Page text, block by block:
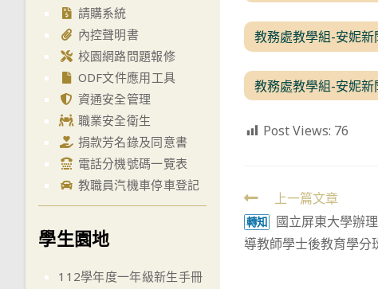
教務處教學組-安妮新
教務處教學組-安妮新
Post Views: 76
Read
more
articles
上一篇文章
轉知
國立屏東大學辦
導教師學士後教育學分
請購系統
內控聲明書
校園網路問題報修
ODF文件應用工具
資通安全管理
職業安全衛生
捐款芳名錄及同意書
電話分機號碼一覽表
教職員汽機車停車登記
學生園地
112學年度一年級新生手冊